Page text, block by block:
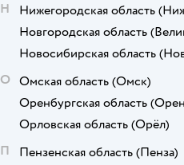
Н
Нижегородская область
Новгородская область
Новосибирская область
О Омская область (Омск)
Оренбургская область
Орловская область (Орёл)
П
Пензенская область (Пенза)